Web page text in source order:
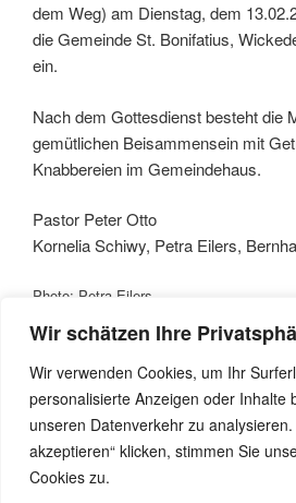
Wir schätzen Ihre
Wir verwenden Cookies, um Ihr
personalisierte Anzeigen oder Inhalte
unseren Datenverkehr zu
akzeptieren“ klicken, stimmen Sie
Cookies zu.
dem Weg) am Dienstag, dem
die Gemeinde St. Bonifatius,
ein.
Nach dem Gottesdienst besteht die
gemütlichen Beisammensein mit
Knabbereien im Gemeindehaus.
Pastor Peter Otto
Kornelia Schiwy, Petra Eilers,
Photo: Petra Eilers
Impressum | Datenschutzerklärung
Hinweisgeberschutzgesetz